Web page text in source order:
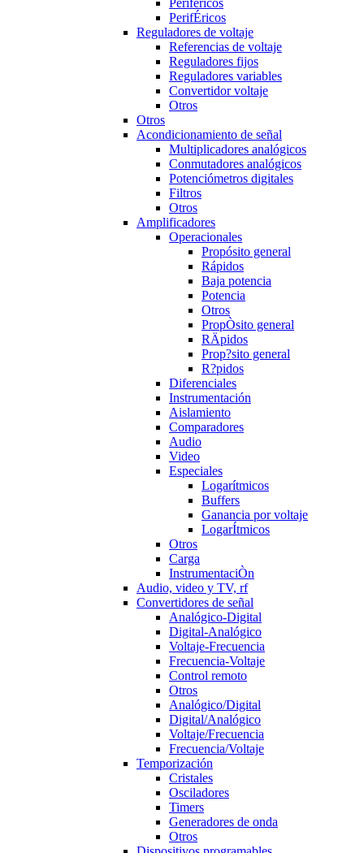
Periféricos
PerifÉricos
Reguladores de voltaje
Referencias de voltaje
Reguladores fijos
Reguladores variables
Convertidor voltaje
Otros
Otros
Acondicionamiento de señal
Multiplicadores analógicos
Conmutadores analógicos
Potenciómetros digitales
Filtros
Otros
Amplificadores
Operacionales
Propósito general
Rápidos
Baja potencia
Potencia
Otros
PropÒsito general
RÄpidos
Prop?sito general
R?pidos
Diferenciales
Instrumentación
Aislamiento
Comparadores
Audio
Video
Especiales
Logarítmicos
Buffers
Ganancia por voltaje
LogarÍtmicos
Otros
Carga
InstrumentaciÒn
Audio, video y TV, rf
Convertidores de señal
Analógico-Digital
Digital-Analógico
Voltaje-Frecuencia
Frecuencia-Voltaje
Control remoto
Otros
Analógico/Digital
Digital/Analógico
Voltaje/Frecuencia
Frecuencia/Voltaje
Temporización
Cristales
Osciladores
Timers
Generadores de onda
Otros